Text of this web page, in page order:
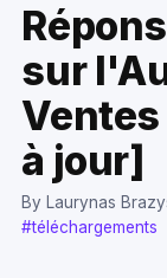
sur
à jour]
By Laurynas
#téléchargements